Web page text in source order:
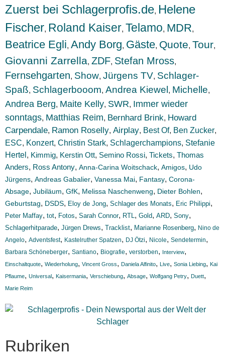
Zuerst bei Schlagerprofis.de, Helene
Fischer, Roland Kaiser, Telamo, MDR,
Beatrice Egli, Andy Borg, Gäste, Quote, Tour,
Giovanni Zarrella, ZDF, Stefan Mross,
Fernsehgarten, Show, Jürgens TV, Schlager-
Spaß, Schlagerbooom, Andrea Kiewel , Michelle,
Andrea Berg, Maite Kelly, SWR, Immer wieder
sonntags, Matthias Reim, Bernhard Brink, Howard
Carpendale, Ramon Roselly, Airplay, Best Of, Ben Zucker,
ESC, Konzert, Christin Stark, Schlagerchampions, Stefanie
Hertel , Kimmig, Kerstin Ott, Semino Rossi, Tickets, Thomas
Anders, Ross Antony, Anna-Carina Woitschack, Amigos, Udo
Jürgens, Andreas Gabalier, Vanessa Mai, Fantasy, Corona-
Absage, Jubiläum, GfK, Melissa Naschenweng, Dieter Bohlen,
Geburtstag, DSDS, Eloy de Jong, Schlager des Monats, Eric Philippi,
Peter Maffay, tot, Fotos, Sarah Connor, RTL, Gold, ARD, Sony,
Schlagerhitparade, Jürgen Drews, Tracklist, Marianne Rosenberg, Nino de
Angelo, Adventsfest, Kastelruther Spatzen, DJ Ötzi, Nicole, Sendetermin,
Barbara Schöneberger, Santiano, Biografie, verstorben, Interview,
Einschaltquote, Wiederholung, Vincent Gross, Daniela Alfinito, Live, Sonia Liebing, Kai
Pflaume, Universal , Kaisermania, Verschiebung, Absage, Wolfgang Petry, Duett,
Marie Reim
Rubriken